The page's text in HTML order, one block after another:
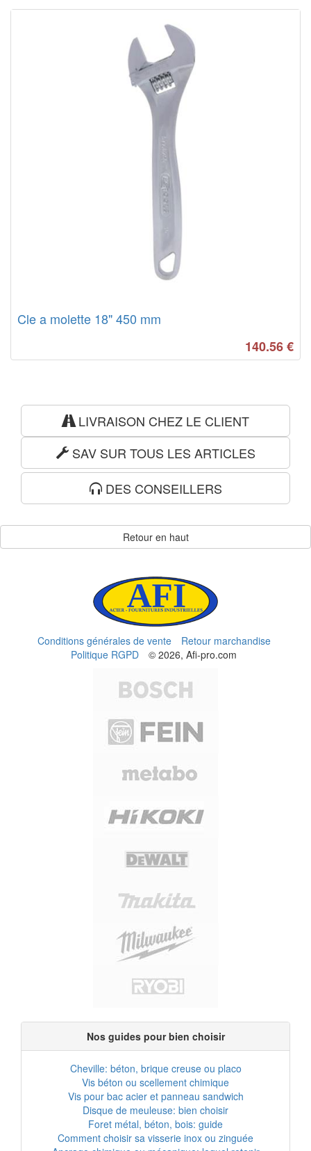
Cle a molette 18" 450 mm
140.56€
LIVRAISON CHEZ LE CLIENT
SAV SUR TOUS LES ARTICLES
DES CONSEILLERS
Retour en haut
Conditions générales de vente
Retour marchandise
Politique RGPD
© 2026, Afi-pro.com
Nos guides pour bien choisir
Cheville: béton, brique creuse ou placo
Vis béton ou scellement chimique
Vis pour bac acier et panneau sandwich
Disque de meuleuse: bien choisir
Foret métal, béton, bois: guide
Comment choisir sa visserie inox ou zinguée